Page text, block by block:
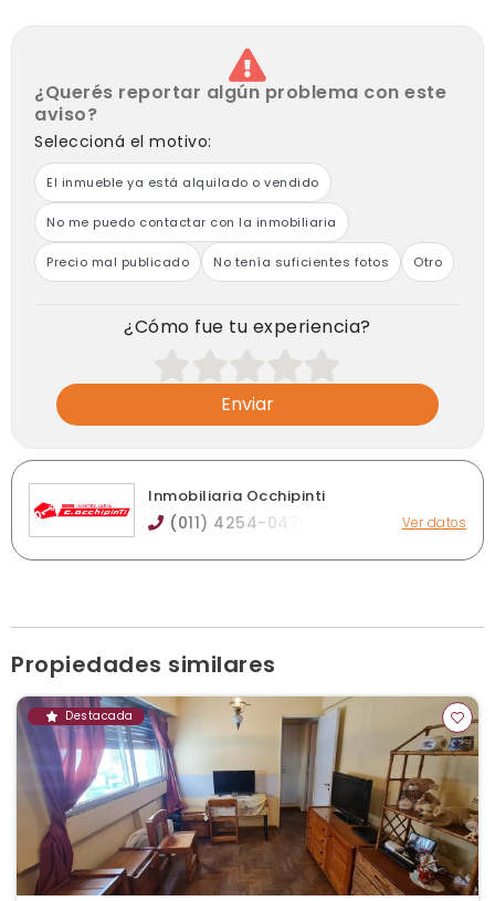
¿Querés reportar algún problema con este
aviso?
Seleccioná el motivo:
El inmueble ya está alquilado o vendido
No me puedo contactar con la inmobiliaria
Precio mal publicado No tenía suficientes fotos Otro
¿Cómo fue tu experiencia?
Enviar
Inmobiliaria Occhipinti
(011) 4254-0475 Ver datos
Ver publicaciones de la inmobiliaria
Propiedades similares
Destacada